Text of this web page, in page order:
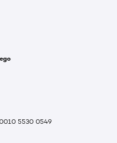
0010 5530 0549